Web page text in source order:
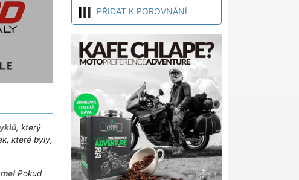
, který
které byly,
Pokud
PŘIDAT K POROVNÁNÍ